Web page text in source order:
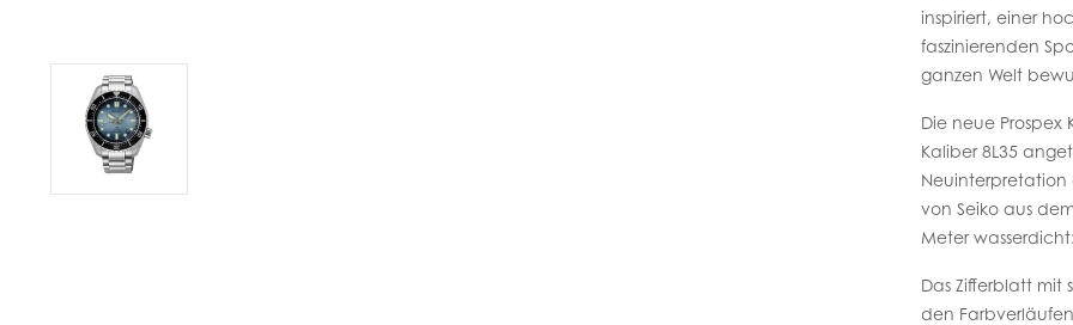
inspiriert, einer
faszinierenden
ganzen Welt
Die neue
Kaliber 8L35
Neuinterpretation
von Seiko aus
Meter
Das Zifferblatt mit
den